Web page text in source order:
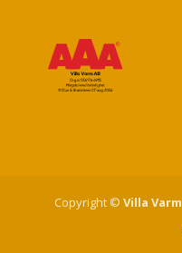
Copyright ©Villa Varm